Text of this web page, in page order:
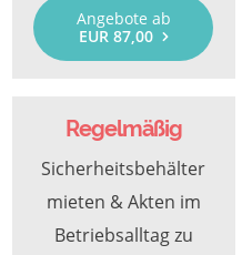
Angebote ab
EUR 87,00
Regelmäßig
Sicherheitsbehälter
mieten & Akten im
Betriebsalltag zu